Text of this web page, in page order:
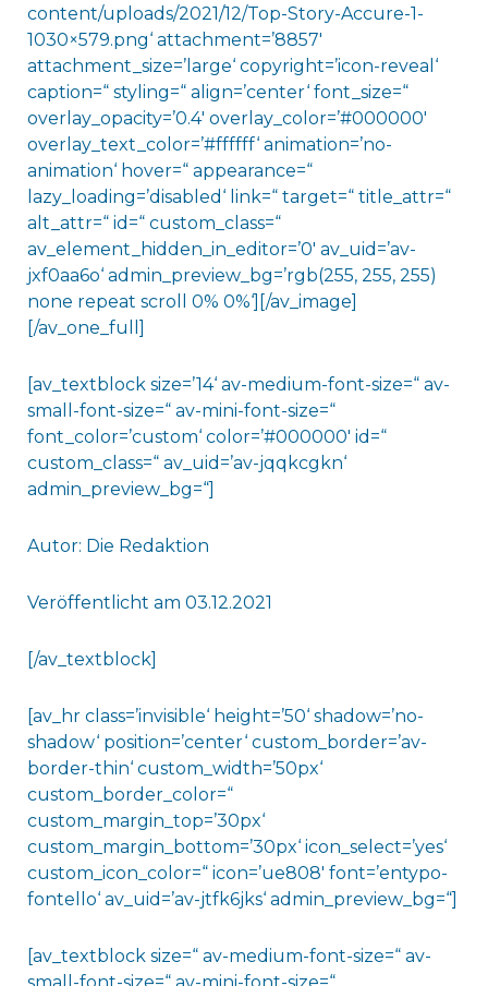
content/uploads/2021/12/Top-Story-Accure-1-
1030×579.png‘ attachment=’8857′
attachment_size=’large‘ copyright=’icon-reveal‘
caption=“ styling=“ align=’center‘ font_size=“
overlay_opacity=’0.4′ overlay_color=’#000000′
overlay_text_color=’#ffffff‘ animation=’no-
animation‘ hover=“ appearance=“
lazy_loading=’disabled‘ link=“ target=“ title_attr=“
alt_attr=“ id=“ custom_class=“
av_element_hidden_in_editor=’0′ av_uid=’av-
jxf0aa6o‘ admin_preview_bg=’rgb(255, 255, 255)
none repeat scroll 0% 0%‘][/av_image]
[/av_one_full]
[av_textblock size=’14‘ av-medium-font-size=“ av-
small-font-size=“ av-mini-font-size=“
font_color=’custom‘ color=’#000000′ id=“
custom_class=“ av_uid=’av-jqqkcgkn‘
admin_preview_bg=“]
Autor: Die Redaktion
Veröffentlicht am 03.12.2021
[/av_textblock]
[av_hr class=’invisible‘ height=’50‘ shadow=’no-
shadow‘ position=’center‘ custom_border=’av-
border-thin‘ custom_width=’50px‘
custom_border_color=“
custom_margin_top=’30px‘
custom_margin_bottom=’30px‘ icon_select=’yes‘
custom_icon_color=“ icon=’ue808′ font=’entypo-
fontello‘ av_uid=’av-jtfk6jks‘ admin_preview_bg=“]
[av_textblock size=“ av-medium-font-size=“ av-